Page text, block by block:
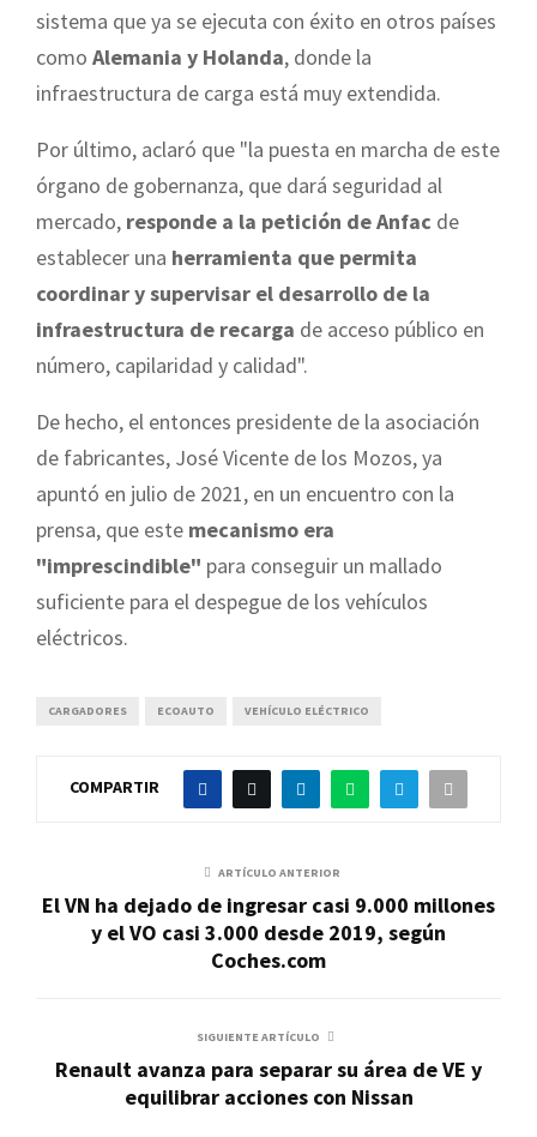
sistema que ya se ejecuta con éxito en otros países
como Alemania y Holanda, donde la
infraestructura de carga está muy extendida.
Por último, aclaró que "la puesta en marcha de este
órgano de gobernanza, que dará seguridad al
mercado, responde a la petición de Anfac de
establecer una herramienta que permita
coordinar y supervisar el desarrollo de la
infraestructura de recarga de acceso público en
número, capilaridad y calidad".
De hecho, el entonces presidente de la asociación
de fabricantes, José Vicente de los Mozos, ya
apuntó en julio de 2021, en un encuentro con la
prensa, que este mecanismo era
"imprescindible" para conseguir un mallado
suficiente para el despegue de los vehículos
eléctricos.
CARGADORES ECOAUTO VEHÍCULO ELÉCTRICO
COMPARTIR
ARTÍCULO ANTERIOR
El VN ha dejado de ingresar casi 9.000 millones
y el VO casi 3.000 desde 2019, según
Coches.com
SIGUIENTE ARTÍCULO
Renault avanza para separar su área de VE y
equilibrar acciones con Nissan